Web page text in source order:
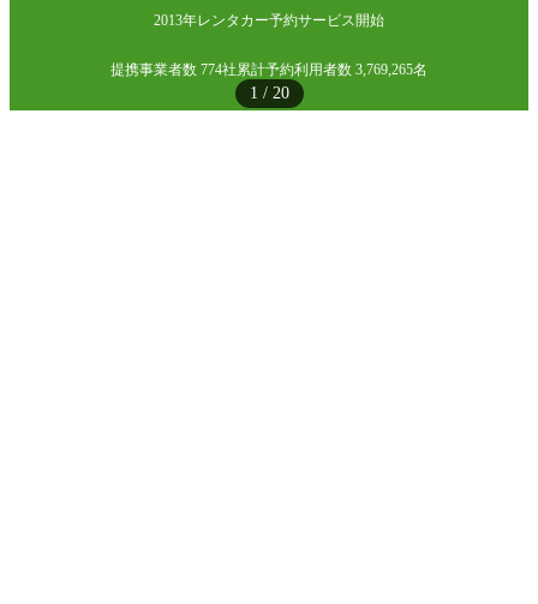
1 / 20
2013年レンタカー予約サービス開始
提携事業者数 774社累計予約利用者数 3,769,265名